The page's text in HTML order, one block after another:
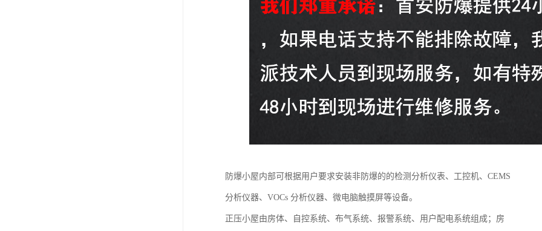
防爆小屋内部可根据用户要求安装非防爆的的检测分析仪表、工控机、CEMS
分析仪器、VOCs 分析仪器、微电脑触摸屏等设备。
正压小屋由房体、自控系统、布气系统、报警系统、用户配电系统组成；房